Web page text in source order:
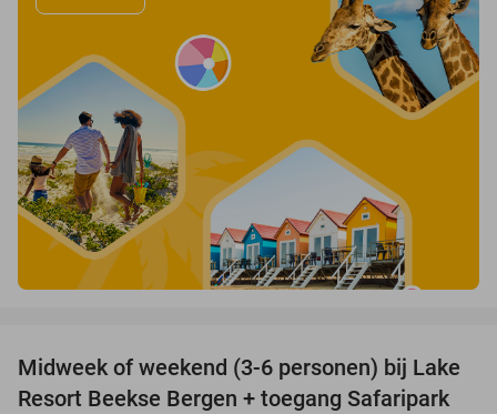
53%
Midweek of weekend (3-6 personen) bij Lake
Resort Beekse Bergen + toegang Safaripark